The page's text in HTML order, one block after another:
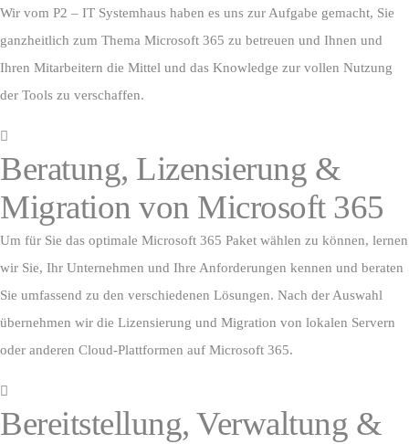
Wir vom P2 – IT Systemhaus haben es uns zur Aufgabe gemacht, Sie
ganzheitlich zum Thema Microsoft 365 zu betreuen und Ihnen und
Ihren Mitarbeitern die Mittel und das Knowledge zur vollen Nutzung
der Tools zu verschaffen.
Beratung, Lizensierung &
Migration von Microsoft 365
Um für Sie das optimale Microsoft 365 Paket wählen zu können, lernen
wir Sie, Ihr Unternehmen und Ihre Anforderungen kennen und beraten
Sie umfassend zu den verschiedenen Lösungen. Nach der Auswahl
übernehmen wir die Lizensierung und Migration von lokalen Servern
oder anderen Cloud-Plattformen auf Microsoft 365.
Bereitstellung, Verwaltung &